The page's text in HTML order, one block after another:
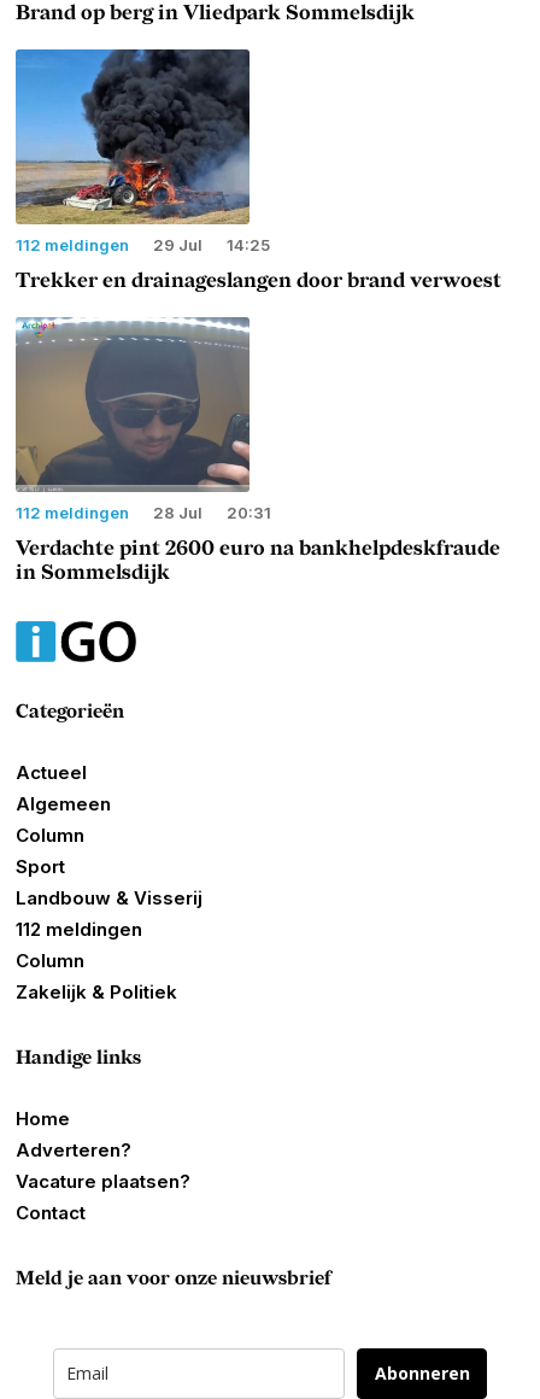
Brand op berg in Vliedpark Sommelsdijk
112 meldingen 29 Jul 14:25
Trekker en drainageslangen door brand verwoest
112 meldingen 28 Jul 20:31
Verdachte pint 2600 euro na bankhelpdeskfraude
in Sommelsdijk
Categorieën
Actueel
Algemeen
Column
Sport
Landbouw & Visserij
112 meldingen
Column
Zakelijk & Politiek
Handige links
Home
Adverteren?
Vacature plaatsen?
Contact
Meld je aan voor onze nieuwsbrief
Abonneren